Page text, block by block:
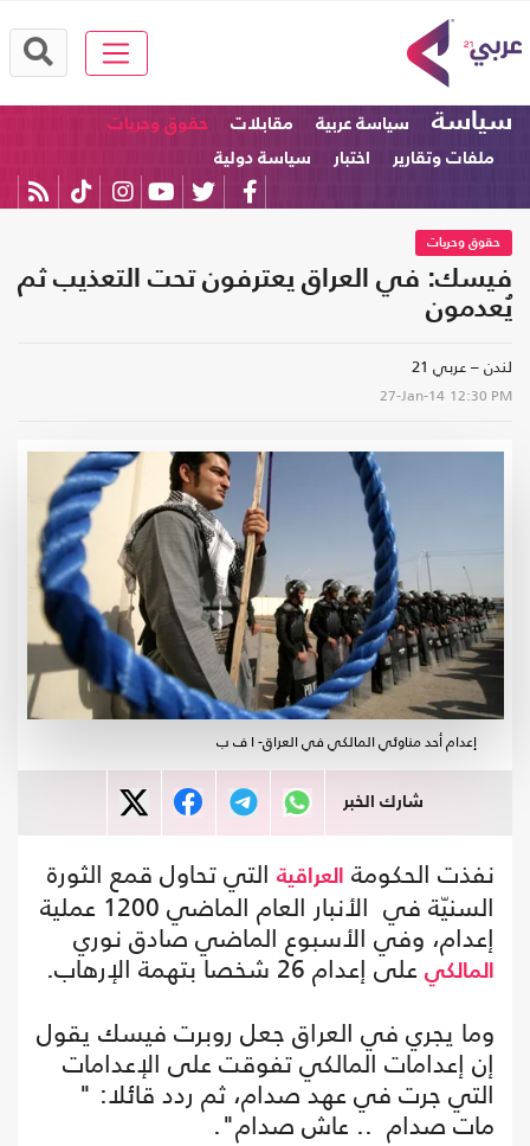
سياسة سياسة عربية مقابلات
حقوق وحريات
ملفات وتقارير
اختبار سياسة دولية
حقوق وحريات
فيسك: في العراق يعترفون تحت التعذيب ثم
يُعدمون
لندن – عربي 21
27-Jan-14 12:30 PM
إعدام أحد مناوئي المالكي في العراق- ا ف ب
شارك الخبر
نفذت الحكومة العراقية التي تحاول قمع الثورة
السنيّة في الأنبار العام الماضي 1200 عملية
إعدام، وفي الأسبوع الماضي صادق نوري
المالكي على إعدام 26 شخصا بتهمة الإرهاب.
وما يجري في العراق جعل روبرت فيسك يقول
إن إعدامات المالكي تفوقت على الإعدامات
التي جرت في عهد صدام، ثم ردد قائلا: "
مات صدام .. عاش صدام".